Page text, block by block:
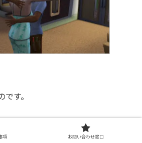
す。
項 お問い合わせ窓口